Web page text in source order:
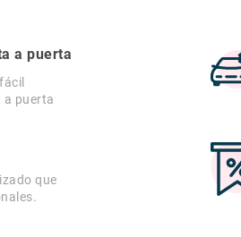
a puerta
a puerta
que